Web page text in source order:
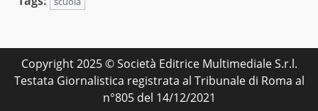
Copyright 2025 © Società Editrice Multimediale S.r.l.
Testata Giornalistica registrata al Tribunale di Roma al
n°805 del 14/12/2021